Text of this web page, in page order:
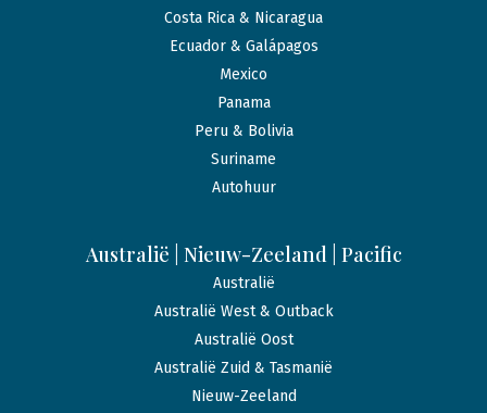
Costa Rica & Nicaragua
Ecuador & Galápagos
Mexico
Panama
Peru & Bolivia
Suriname
Autohuur
Australië | Nieuw-Zeeland | Pacific
Australië
Australië West & Outback
Australië Oost
Australië Zuid & Tasmanië
Nieuw-Zeeland